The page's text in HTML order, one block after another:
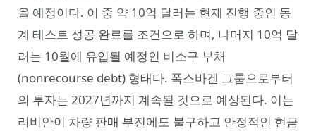
을 예정이다. 이 중 약 10억 달러는 현재 진행 중인 동
계 테스트 성공 완료를 조건으로 하며, 나머지 10억 달
러는 10월에 유입될 예정인 비소구 부채
(nonrecourse debt) 형태다. 폭스바겐 그룹으로부터
의 투자는 2027년까지 계속될 것으로 예상된다. 이는
리비안이 차량 판매 부진에도 불구하고 안정적인 현금